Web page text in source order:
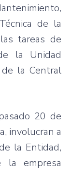
de la
tareas de
la Unidad
la Central
20 de
involucran a
la Entidad,
la empresa